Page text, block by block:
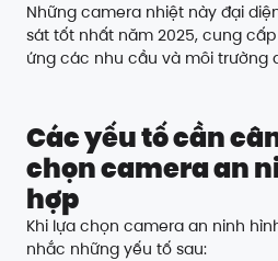
Những camera nhiệt này đại
sát tốt nhất năm 2025, cung
ứng các nhu cầu và môi trường
Các yếu tố cần
chọn camera an
hợp
Khi lựa chọn camera an ninh
nhắc những yếu tố sau: